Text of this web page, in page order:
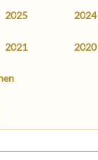
2025 2024
2021 2020